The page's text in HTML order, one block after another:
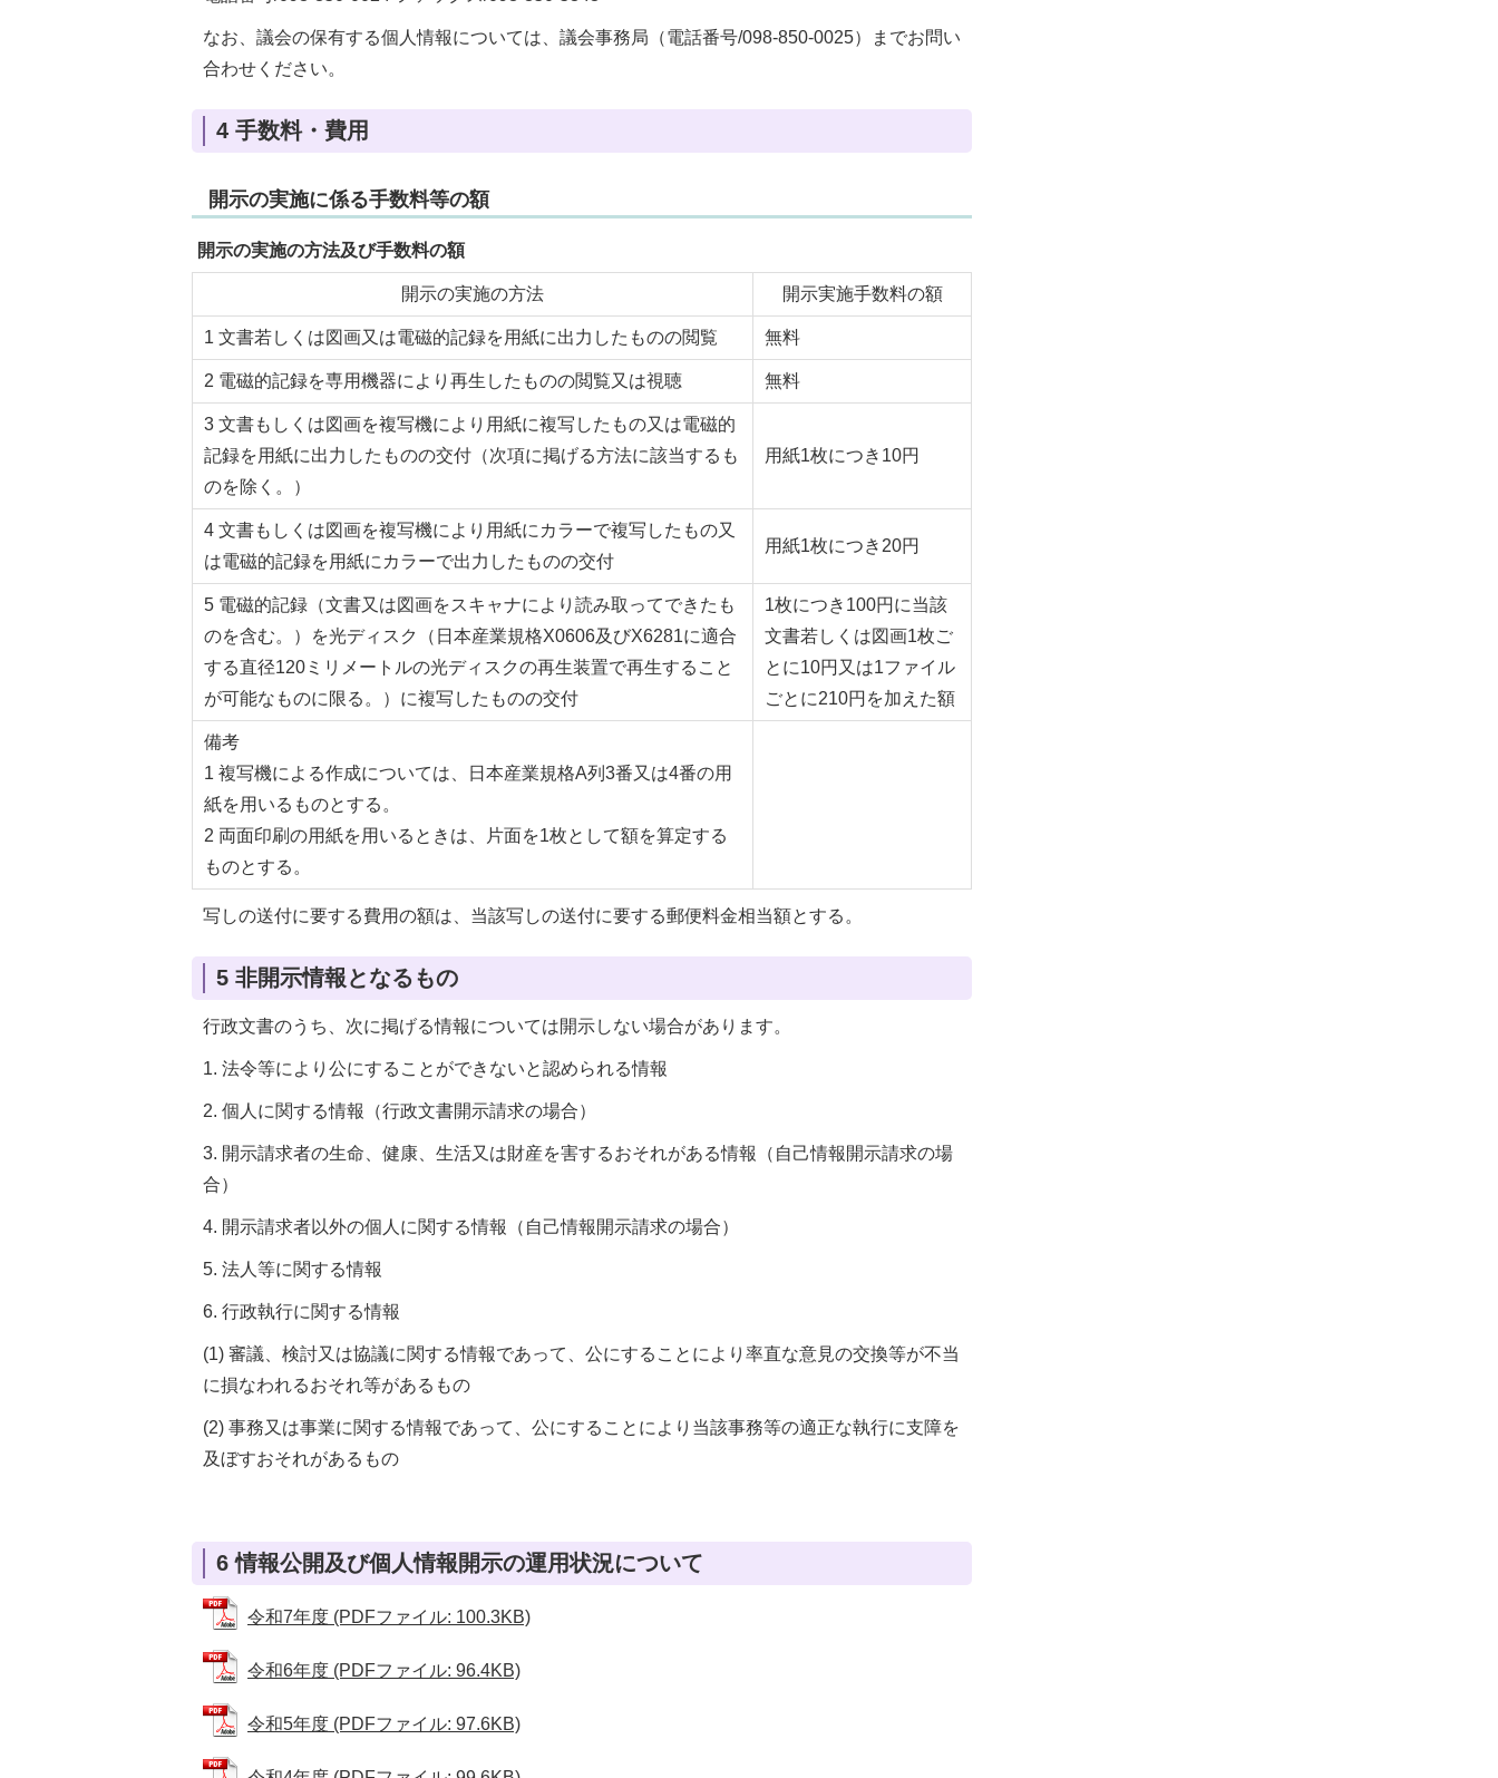
なお、議会の保有する個人情報については、議会事務局（電話番号/098-850-0025）までお問い
合わせください。
4 手数料・費用
開示の実施に係る手数料等の額
開示の実施の方法及び手数料の額
開示の実施の方法 開示実施手数料の額
1 文書若しくは図画又は電磁的記録を用紙に出力したものの閲覧 無料
2 電磁的記録を専用機器により再生したものの閲覧又は視聴 無料
3 文書もしくは図画を複写機により用紙に複写したもの又は電磁的
記録を用紙に出力したものの交付（次項に掲げる方法に該当するも
のを除く。）
用紙1枚につき10円
4 文書もしくは図画を複写機により用紙にカラーで複写したもの又
は電磁的記録を用紙にカラーで出力したものの交付
用紙1枚につき20円
5 電磁的記録（文書又は図画をスキャナにより読み取ってできたも
のを含む。）を光ディスク（日本産業規格X0606及びX6281に適合
する直径120ミリメートルの光ディスクの再生装置で再生すること
が可能なものに限る。）に複写したものの交付
1枚につき100円に当該
文書若しくは図画1枚ご
とに10円又は1ファイル
ごとに210円を加えた額
備考
1 複写機による作成については、日本産業規格A列3番又は4番の用
紙を用いるものとする。
2 両面印刷の用紙を用いるときは、片面を1枚として額を算定する
ものとする。
写しの送付に要する費用の額は、当該写しの送付に要する郵便料金相当額とする。
5 非開示情報となるもの
行政文書のうち、次に掲げる情報については開示しない場合があります。
1. 法令等により公にすることができないと認められる情報
2. 個人に関する情報（行政文書開示請求の場合）
3. 開示請求者の生命、健康、生活又は財産を害するおそれがある情報（自己情報開示請求の場
合）
4. 開示請求者以外の個人に関する情報（自己情報開示請求の場合）
5. 法人等に関する情報
6. 行政執行に関する情報
(1) 審議、検討又は協議に関する情報であって、公にすることにより率直な意見の交換等が不当
に損なわれるおそれ等があるもの
(2) 事務又は事業に関する情報であって、公にすることにより当該事務等の適正な執行に支障を
及ぼすおそれがあるもの
6 情報公開及び個人情報開示の運用状況について
令和7年度 (PDFファイル: 100.3KB)
令和6年度 (PDFファイル: 96.4KB)
令和5年度 (PDFファイル: 97.6KB)